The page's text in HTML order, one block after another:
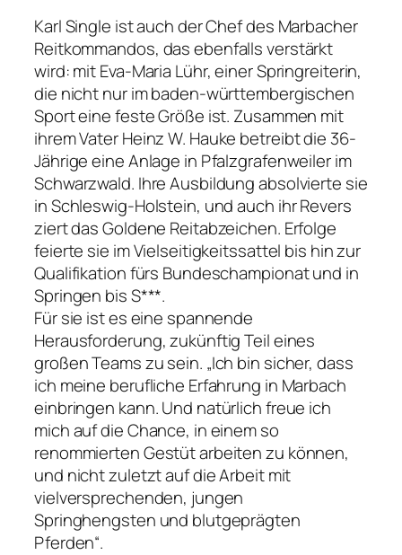
Karl Single ist auch der Chef des Marbacher
Reitkommandos, das ebenfalls verstärkt
wird: mit Eva-Maria Lühr, einer Springreiterin,
die nicht nur im baden-württembergischen
Sport eine feste Größe ist. Zusammen mit
ihrem Vater Heinz W. Hauke betreibt die 36-
Jährige eine Anlage in Pfalzgrafenweiler im
Schwarzwald. Ihre Ausbildung absolvierte sie
in Schleswig-Holstein, und auch ihr Revers
ziert das Goldene Reitabzeichen. Erfolge
feierte sie im Vielseitigkeitssattel bis hin zur
Qualifikation fürs Bundeschampionat und in
Springen bis S***.
Für sie ist es eine spannende
Herausforderung, zukünftig Teil eines
großen Teams zu sein. „Ich bin sicher, dass
ich meine berufliche Erfahrung in Marbach
einbringen kann. Und natürlich freue ich
mich auf die Chance, in einem so
renommierten Gestüt arbeiten zu können,
und nicht zuletzt auf die Arbeit mit
vielversprechenden, jungen
Springhengsten und blutgeprägten
Pferden“.